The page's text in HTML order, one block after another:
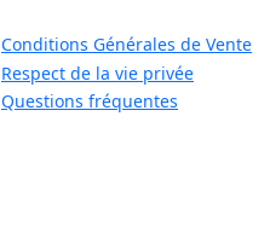
Conditions Générales de Vente
Respect de la vie privée
Questions fréquentes